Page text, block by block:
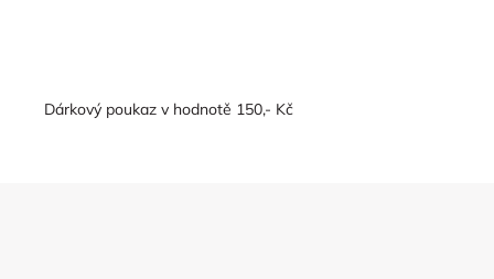
Dárkový poukaz v hodnotě 150,- Kč